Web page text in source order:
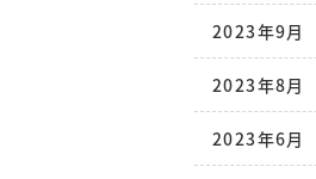
2023年9月
2023年8月
2023年6月